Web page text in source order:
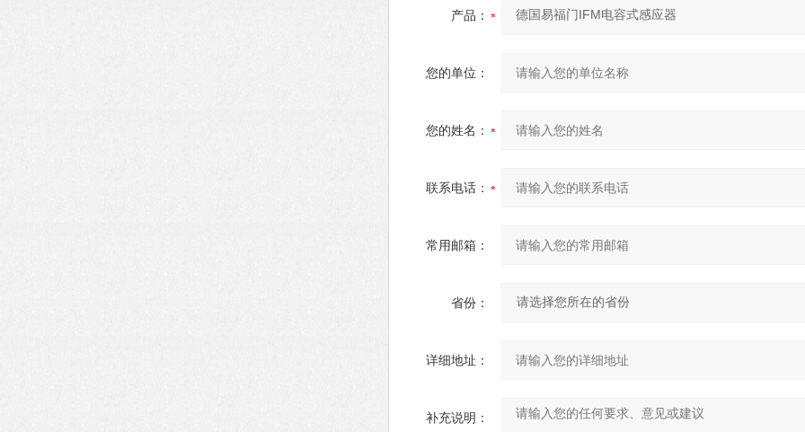
产品：
您的单位：
您的姓名：
联系电话：
常用邮箱：
省份：
详细地址：
补充说明：